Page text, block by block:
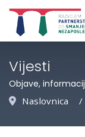
Vijesti
Objave,
Naslovnica